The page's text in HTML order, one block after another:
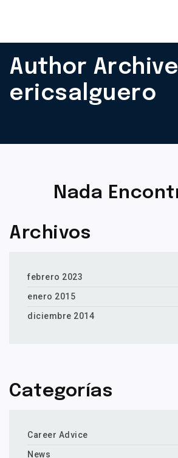
Author
ericsalguero
Nada
Archivos
febrero 2023
enero 2015
diciembre 2014
Categorías
Career Advice
News